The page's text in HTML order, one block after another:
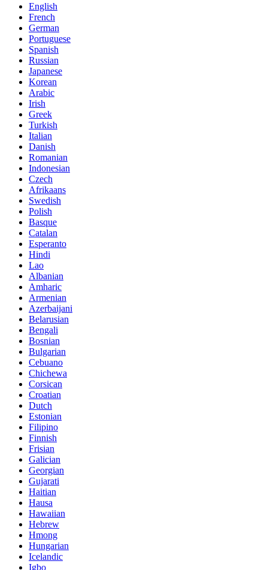
English
French
German
Portuguese
Spanish
Russian
Japanese
Korean
Arabic
Irish
Greek
Turkish
Italian
Danish
Romanian
Indonesian
Czech
Afrikaans
Swedish
Polish
Basque
Catalan
Esperanto
Hindi
Lao
Albanian
Amharic
Armenian
Azerbaijani
Belarusian
Bengali
Bosnian
Bulgarian
Cebuano
Chichewa
Corsican
Croatian
Dutch
Estonian
Filipino
Finnish
Frisian
Galician
Georgian
Gujarati
Haitian
Hausa
Hawaiian
Hebrew
Hmong
Hungarian
Icelandic
Igbo